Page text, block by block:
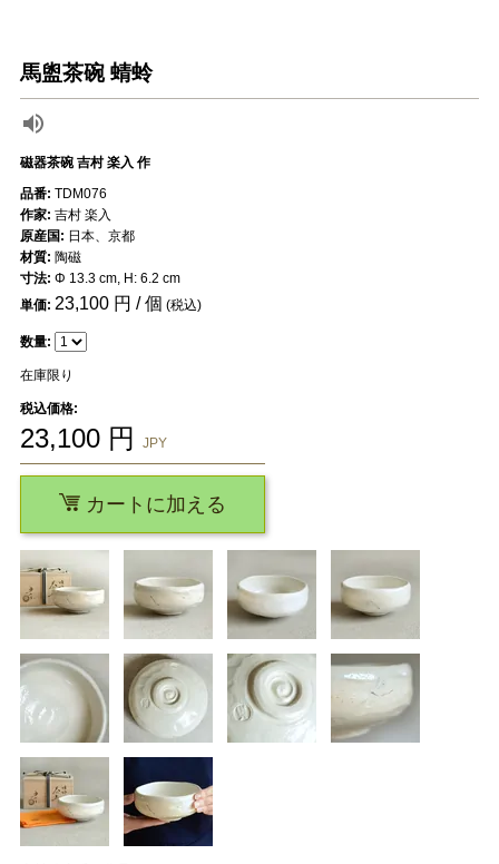
馬盥茶碗 蜻蛉
磁器茶碗 吉村 楽入 作
品番: TDM076
作家: 吉村 楽入
原産国: 日本、京都
材質: 陶磁
寸法: Φ 13.3 cm, H: 6.2 cm
単価: 23,100円 / 個 (税込)
数量:
在庫限り
税込価格:
23,100円 JPY
カートに加える